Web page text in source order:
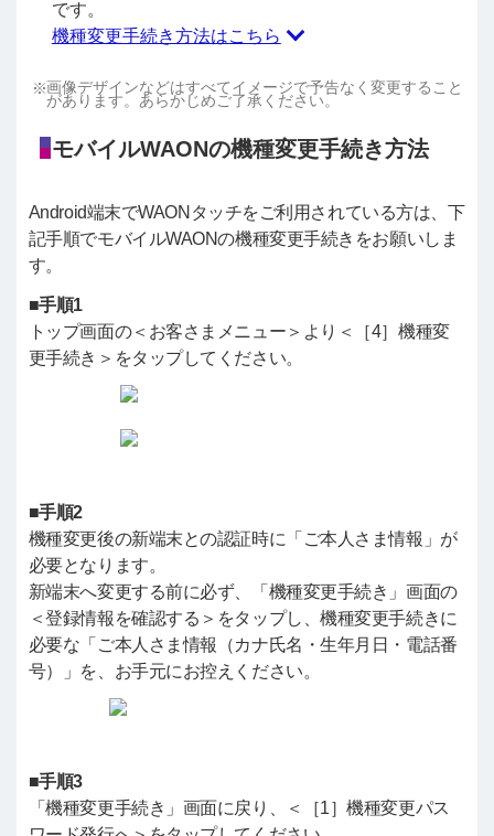
です。
機種変更手続き方法はこちら
画像デザインなどはすべてイメージで予告なく変更すること
があります。あらかじめご了承ください。
モバイルWAONの機種変更手続き方法
Android端末でWAONタッチをご利用されている方は、下
記手順でモバイルWAONの機種変更手続きをお願いしま
す。
■手順1
トップ画面の＜お客さまメニュー＞より＜［4］機種変
更手続き＞をタップしてください。
■手順2
機種変更後の新端末との認証時に「ご本人さま情報」が
必要となります。
新端末へ変更する前に必ず、「機種変更手続き」画面の
＜登録情報を確認する＞をタップし、機種変更手続きに
必要な「ご本人さま情報（カナ氏名・生年月日・電話番
号）」を、お手元にお控えください。
■手順3
「機種変更手続き」画面に戻り、＜［1］機種変更パス